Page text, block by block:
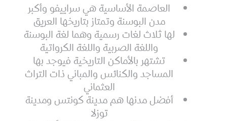
العاصمة الأساسية هي سراييفو وأكبر
مدن البوسنة وتمتاز بتاريخها العريق
لها ثلاث لغات رسمية وهما لغة البوسنة
واللغة الصربية واللغة الكرواتية
تشتهر بالأماكن التاريخية فيوجد بها
المساجد والكنائس والمباني ذات التراث
العثماني
أفضل مدنها هم مدينة كونتس ومدينة
توزلا